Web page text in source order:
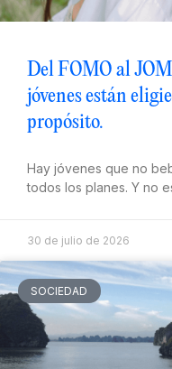
Del FOMO al
jóvenes están
propósito.
Hay jóvenes que no
todos los planes. Y no
30 de julio de 2026
SOCIEDAD